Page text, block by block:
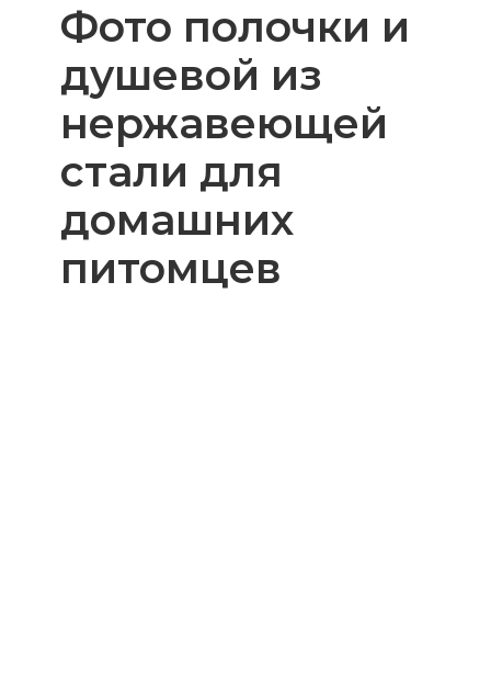
Фото полочки и
душевой из
нержавеющей
стали для
домашних
питомцев